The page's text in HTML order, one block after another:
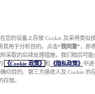
您的设备上存放 Cookie 及采用类似
其用于分析目的。点击“我同意” ，即
采取的后续处理措施，我们稍后可
《Cookie 政策》 和 《隐私政策》 中
切目的、第三方接收人及 Cookie
存放。